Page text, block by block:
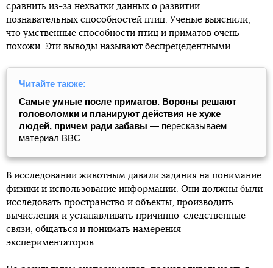
сравнить из-за нехватки данных о развитии
познавательных способностей птиц. Ученые выяснили,
что умственные способности птиц и приматов очень
похожи. Эти выводы называют беспрецедентными.
Читайте также:
Самые умные после приматов. Вороны решают
головоломки и планируют действия не хуже
людей, причем ради забавы — пересказываем
материал ВВС
В исследовании животным давали задания на понимание
физики и использование информации. Они должны были
исследовать пространство и объекты, производить
вычисления и устанавливать причинно-следственные
связи, общаться и понимать намерения
экспериментаторов.